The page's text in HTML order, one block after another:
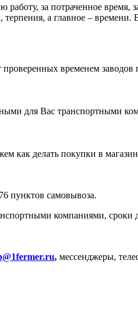
за потраченное
а главное –
временем заводов
для Вас транспортными
как делать покупки в
пунктов самовывоза.
компаниями, сроки
, мессенджеры,